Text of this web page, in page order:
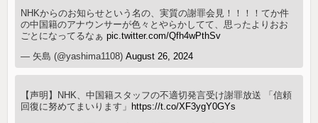
NHKからのお知らせという名の、実質の謝罪会見！！！！てか件
の中国籍のアナウンサーが色々とやらかしてて、思ったよりおお
ごとになってるなぁpic.twitter.com/Qfh4wPthSv
— 矢島 (@yashima1108)August 26, 2024
【声明】NHK、中国籍スタッフの不適切発言受け謝罪放送 「信頼
回復に努めてまいります」 https://t.co/XF3ygY0GYs